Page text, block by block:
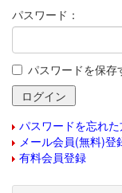
パスワード：
パスワードを保存
パスワードを忘れ
メール会員(無料)登
有料会員登録